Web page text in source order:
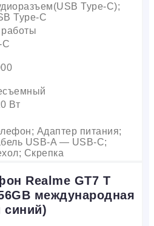
Type-C);
Type-C
C
Вт
Адаптер питания;
USB-A — USB-C;
Скрепка
Realme GT7 T
международная
синий)